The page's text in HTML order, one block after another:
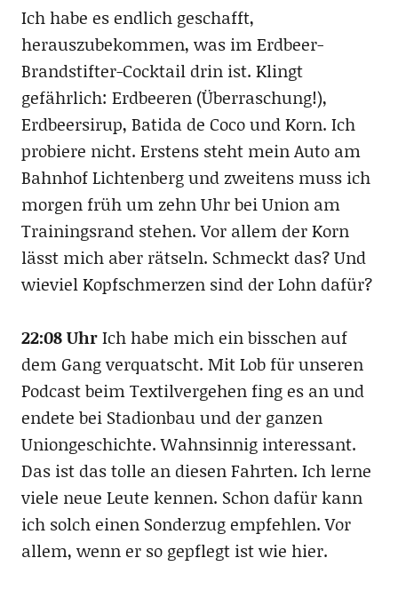
Ich habe es endlich geschafft,
herauszubekommen, was im Erdbeer-
Brandstifter-Cocktail drin ist. Klingt
gefährlich: Erdbeeren (Überraschung!),
Erdbeersirup, Batida de Coco und Korn. Ich
probiere nicht. Erstens steht mein Auto am
Bahnhof Lichtenberg und zweitens muss ich
morgen früh um zehn Uhr bei Union am
Trainingsrand stehen. Vor allem der Korn
lässt mich aber rätseln. Schmeckt das? Und
wieviel Kopfschmerzen sind der Lohn dafür?
22:08 UhrIch habe mich ein bisschen auf
dem Gang verquatscht. Mit Lob für unseren
Podcast beim Textilvergehen fing es an und
endete bei Stadionbau und der ganzen
Uniongeschichte. Wahnsinnig interessant.
Das ist das tolle an diesen Fahrten. Ich lerne
viele neue Leute kennen. Schon dafür kann
ich solch einen Sonderzug empfehlen. Vor
allem, wenn er so gepflegt ist wie hier.